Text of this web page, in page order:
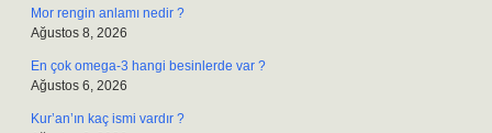
Mor rengin anlamı nedir ?
Ağustos 8, 2026
En çok omega-3 hangi besinlerde var ?
Ağustos 6, 2026
Kur’an’ın kaç ismi vardır ?